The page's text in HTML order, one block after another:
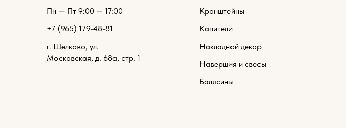
Накладной декор
Балясины
Навершия и свесы
Капители
Кронштейны
Пн — Пт 9:00 — 17:00
+7 (965) 179-48-81
г. Щелково, ул.
Московская, д. 68а, стр. 1